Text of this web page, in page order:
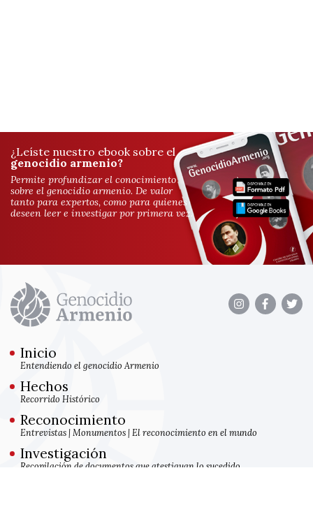
¿Leíste nuestro ebook sobre el
genocidio armenio?
Permite profundizar el conocimiento
sobre el genocidio armenio. De valor
tanto para expertos, como para quienes
deseen leer e investigar por primera vez.
Inicio
Entendiendo el genocidio Armenio
Hechos
Recorrido Histórico
Reconocimiento
Entrevistas|Monumentos|El reconocimiento en el mundo
Investigación
Recopilación de documentos que atestiguan lo sucedido